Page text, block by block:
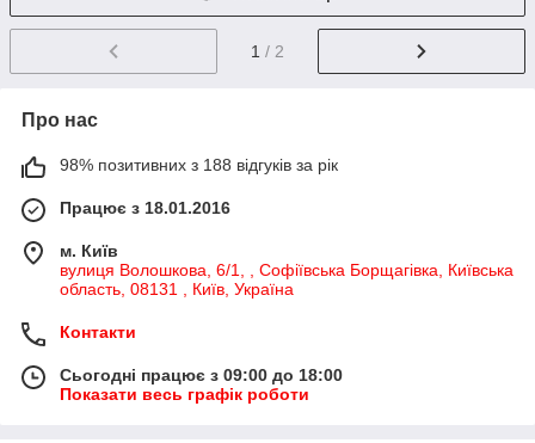
1 / 2
Про нас
98% позитивних з 188 відгуків за рік
Працює з 18.01.2016
м. Київ
вулиця Волошкова, 6/1, , Софіївська Борщагівка, Київська
область, 08131 , Київ, Україна
Контакти
Сьогодні працює з 09:00 до 18:00
Показати весь графік роботи